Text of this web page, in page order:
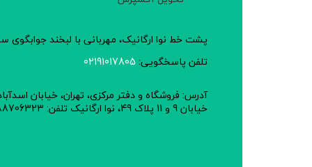
پشت خط نوا ارگانیک، مهربانی با لبخند
تلفن پاسخگویی: 02191017805
آدرس: فروشگاه و دفتر مرکزی، تهران، خیابان
خیابان 9 و 11 پلاک 49، نوا ارگانیک تلفن: 02188706323